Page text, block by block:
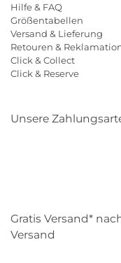
Hilfe & FAQ
Größentabellen
Versand & Lieferung
Retouren &
Click & Collect
Click & Reserve
Unsere
Gratis Versand*
Versand